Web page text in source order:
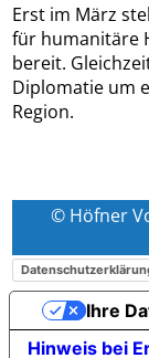
Erst im März
für humanitäre
bereit.
Diplomatie um
Region.
© Höfner
Hinweis bei
Ihre